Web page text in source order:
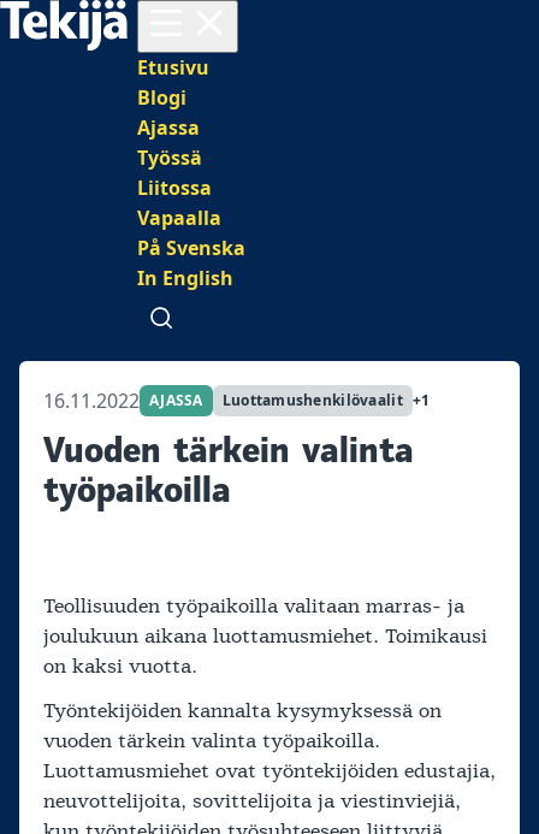
Päävalikko
Etusivu
Blogi
Ajassa
Työssä
Liitossa
Vapaalla
På Svenska
In English
Avaa haku
16.11.2022 AJASSA Luottamushenkilövaalit +1
Vuoden tärkein valinta
työpaikoilla
Teollisuuden työpaikoilla valitaan marras- ja
joulukuun aikana luottamusmiehet. Toimikausi
on kaksi vuotta.
Työntekijöiden kannalta kysymyksessä on
vuoden tärkein valinta työpaikoilla.
Luottamusmiehet ovat työntekijöiden edustajia,
neuvottelijoita, sovittelijoita ja viestinviejiä,